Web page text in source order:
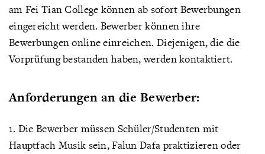
am Fei Tian College können ab sofort Bewerbungen
eingereicht werden. Bewerber können ihre
Bewerbungen online einreichen. Diejenigen, die die
Vorprüfung bestanden haben, werden kontaktiert.
Anforderungen an die Bewerber:
1. Die Bewerber müssen Schüler/Studenten mit
Hauptfach Musik sein, Falun Dafa praktizieren oder